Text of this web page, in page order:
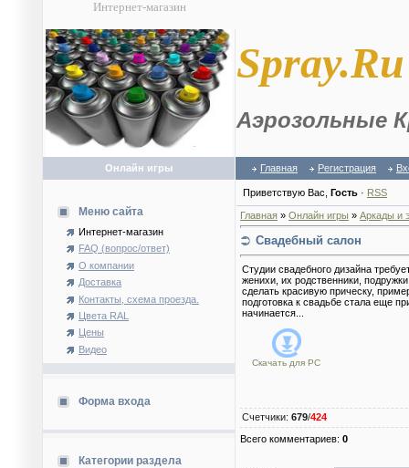
Интернет-магазин
Spray.Ru
Аэрозольные
Онлайн игры Главная Регистрация
Меню сайта
Интернет-магазин
FAQ (вопрос/ответ)
О компании
Доставка
Контакты, схема проезда.
Цвета RAL
Цены
Видео
Форма входа
Категории раздела
Приветствую Вас Гость · RSS
Главная » Онлайн игры » Аркады и
Свадебный салон
Студии свадебного дизайна
женихи, их родственники,
сделать красивую прическу,
подготовка к свадьбе стала еще
начинается...
Скачать для PC
Счетчики: 679/424
Всего комментариев: 0